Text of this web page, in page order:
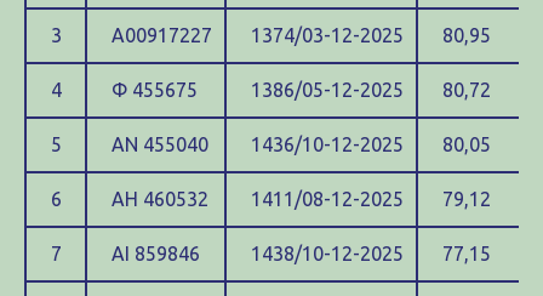
3 Α00917227 1374/03-12-2025 80,95
4 Φ 455675 1386/05-12-2025 80,72
5 ΑΝ 455040 1436/10-12-2025 80,05
6 ΑΗ 460532 1411/08-12-2025 79,12
7 ΑΙ 859846 1438/10-12-2025 77,15